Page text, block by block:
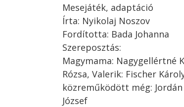
Mesejáték, adaptáció
Írta: Nyikolaj Noszov
Fordította: Bada Johanna
Szereposztás:
Magymama: Nagygellértné
Rózsa, Valerik: Fischer
közreműködött még:
József